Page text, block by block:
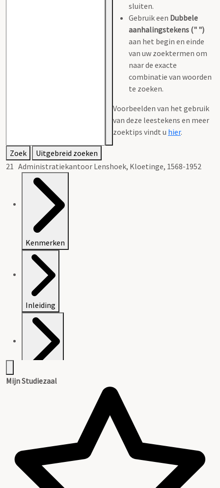
sluiten.
Gebruik een Dubbele
aanhalingstekens (" ")
aan het begin en einde
van uw zoektermen om
naar de exacte
combinatie van woorden
te zoeken.
Voorbeelden van het gebruik
van deze leestekens en meer
zoektips vindt u hier.
Zoek
Uitgebreid zoeken
21 Administratiekantoor Lenshoek, Kloetinge, 1568-1952
Kenmerken
Inleiding
Mijn Studiezaal